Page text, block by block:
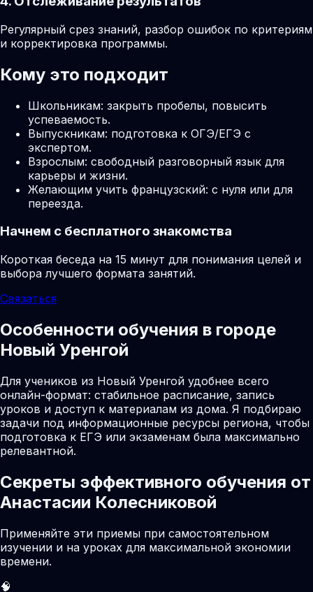
Регулярный срез знаний, разбор ошибок по критериям
и корректировка программы.
Кому это подходит
Школьникам: закрыть пробелы, повысить
успеваемость.
Выпускникам: подготовка к ОГЭ/ЕГЭ с
экспертом.
Взрослым: свободный разговорный язык для
карьеры и жизни.
Желающим учить французский: с нуля или для
переезда.
Начнем с бесплатного знакомства
Короткая беседа на 15 минут для понимания целей и
выбора лучшего формата занятий.
Связаться
Особенности обучения в городе
Новый Уренгой
Для учеников из Новый Уренгой удобнее всего
онлайн-формат: стабильное расписание, запись
уроков и доступ к материалам из дома. Я подбираю
задачи под информационные ресурсы региона, чтобы
подготовка к ЕГЭ или экзаменам была максимально
релевантной.
Секреты эффективного обучения от
Анастасии Колесниковой
Применяйте эти приемы при самостоятельном
изучении и на уроках для максимальной экономии
времени.
🧠